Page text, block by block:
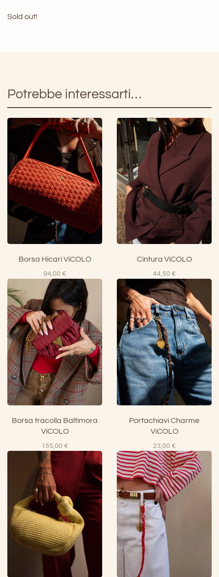
Sold out!
Potrebbe interessarti…
Borsa Hicari ViCOLO
94,00 €
Cintura ViCOLO
44,50 €
Borsa tracolla Baltimora
ViCOLO
155,00 €
Portachiavi Charme
ViCOLO
23,00 €